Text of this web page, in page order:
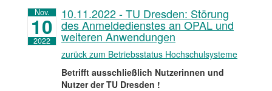
Nov.
10
2022
10.11.2022 - TU Dresden: Störung
des Anmeldedienstes an OPAL und
weiteren Anwendungen
zurück zum Betriebsstatus Hochschulsysteme
Betrifft ausschließlich Nutzerinnen und
Nutzer der TU Dresden !